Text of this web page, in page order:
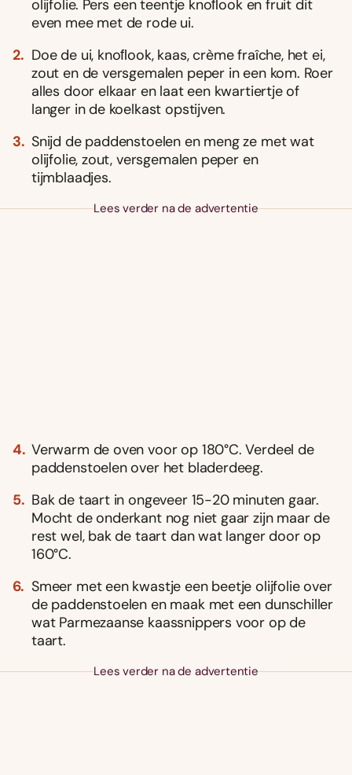
olijfolie. Pers een teentje knoﬂook en fruit dit
even mee met de rode ui.
Doe de ui, knoﬂook, kaas, crème fraîche, het ei,
zout en de versgemalen peper in een kom. Roer
alles door elkaar en laat een kwartiertje of
langer in de koelkast opstijven.
Snijd de paddenstoelen en meng ze met wat
olijfolie, zout, versgemalen peper en
tijmblaadjes.
Lees verder na de advertentie
Verwarm de oven voor op 180°C. Verdeel de
paddenstoelen over het bladerdeeg.
Bak de taart in ongeveer 15-20 minuten gaar.
Mocht de onderkant nog niet gaar zijn maar de
rest wel, bak de taart dan wat langer door op
160°C.
Smeer met een kwastje een beetje olijfolie over
de paddenstoelen en maak met een dunschiller
wat Parmezaanse kaassnippers voor op de
taart.
Lees verder na de advertentie